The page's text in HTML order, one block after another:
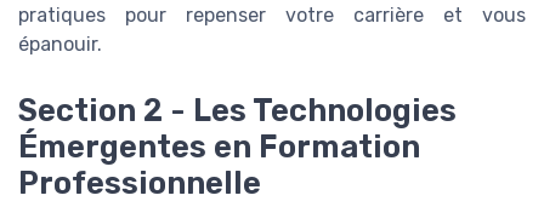
pratiques pour repenser votre carrière et vous
épanouir.
Section 2 - Les Technologies
Émergentes en Formation
Professionnelle